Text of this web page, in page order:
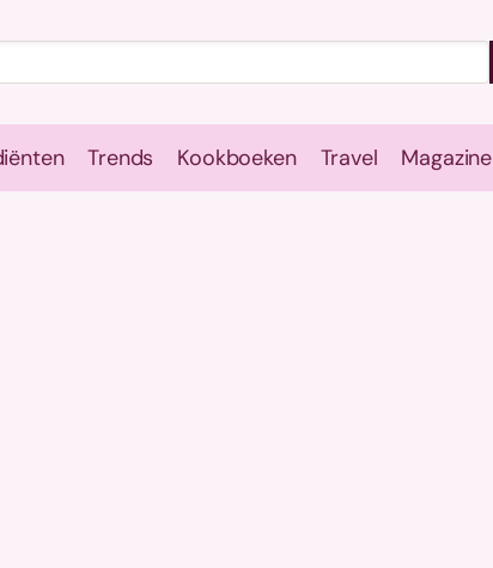
Trends Kookboeken Travel Magazine